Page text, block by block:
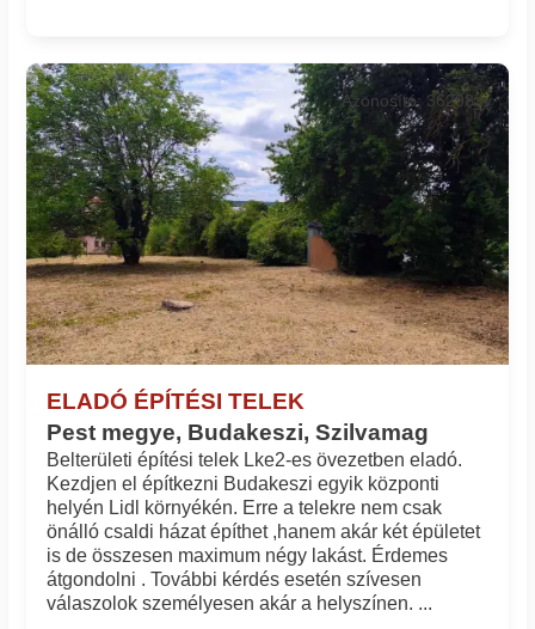
ELADÓ ÉPÍTÉSI TELEK
Pest megye, Budakeszi, Szilvamag
Azonosító: 36298_v
Belterületi építési telek Lke2-es övezetben eladó.
Kezdjen el építkezni Budakeszi egyik központi
helyén Lidl környékén. Erre a telekre nem csak
önálló csaldi házat építhet ,hanem akár két épületet
is de összesen maximum négy lakást. Érdemes
átgondolni . További kérdés esetén szívesen
válaszolok személyesen akár a helyszínen. ...